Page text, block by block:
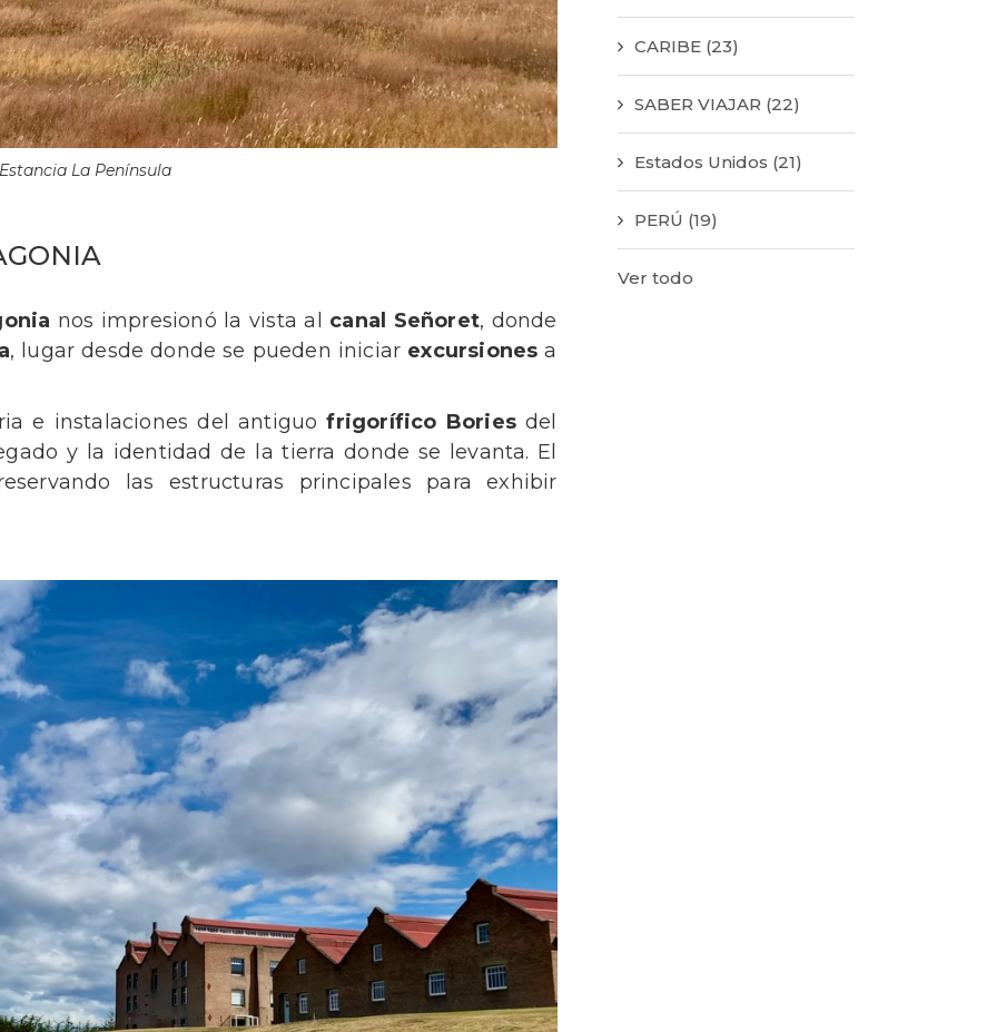
Estancia La Península
nos impresionó la vista al canal Señoret, donde
, lugar desde donde se pueden iniciar excursiones a
e instalaciones del antiguofrigorífico Boriesdel
y la identidad de la tierra donde se levanta. El
las estructuras principales para exhibir
CARIBE (23)
SABER VIAJAR (22)
Estados Unidos (21)
PERÚ (19)
Ver todo